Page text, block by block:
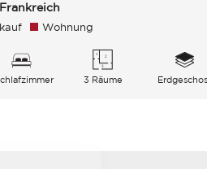
Wohnung
3 Räume